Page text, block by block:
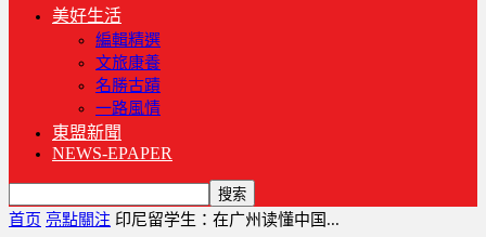
美好生活
編輯精選
文旅康養
名勝古蹟
一路風情
東盟新聞
NEWS-EPAPER
首页 亮點關注 印尼留学生：在广州读懂中国...